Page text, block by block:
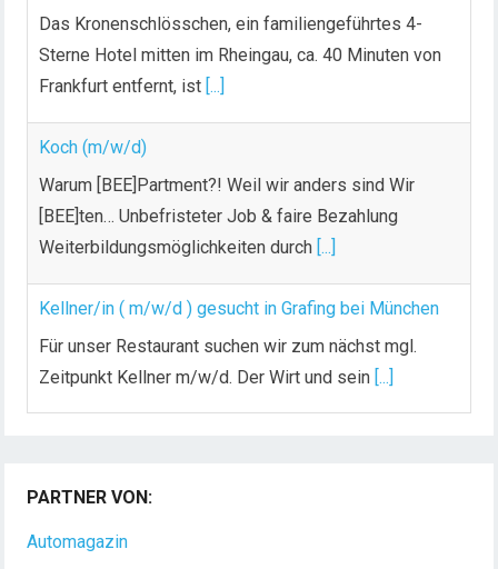
Das Kronenschlösschen, ein familiengeführtes 4-
Sterne Hotel mitten im Rheingau, ca. 40 Minuten von
Frankfurt entfernt, ist [...]
Koch (m/w/d)
Warum [BEE]Partment?! Weil wir anders sind Wir
[BEE]ten… Unbefristeter Job & faire Bezahlung
Weiterbildungsmöglichkeiten durch [...]
Kellner/in ( m/w/d ) gesucht in Grafing bei München
Für unser Restaurant suchen wir zum nächst mgl.
Zeitpunkt Kellner m/w/d. Der Wirt und sein [...]
Dein Arbeitsplatz mit Urlaubsfeeling Chef de Rang
(m/w/d) Du bist Gastgeber aus Leidenschaft und
PARTNER VON:
Automagazin